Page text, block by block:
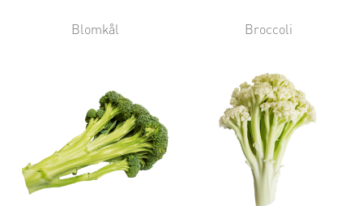
Blomkål Broccoli